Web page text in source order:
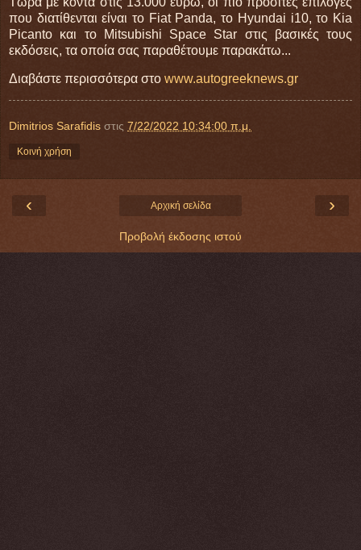
που διατίθενται είναι το Fiat Panda, το Hyundai i10, το Kia
Picanto και το Mitsubishi Space Star στις βασικές τους
εκδόσεις, τα οποία σας παραθέτουμε παρακάτω...
Διαβάστε περισσότερα στο www.autogreeknews.gr
Dimitrios Sarafidis στις 7/22/2022 10:34:00 π.μ.
Κοινή χρήση
‹ ›
Αρχική σελίδα
Προβολή έκδοσης ιστού